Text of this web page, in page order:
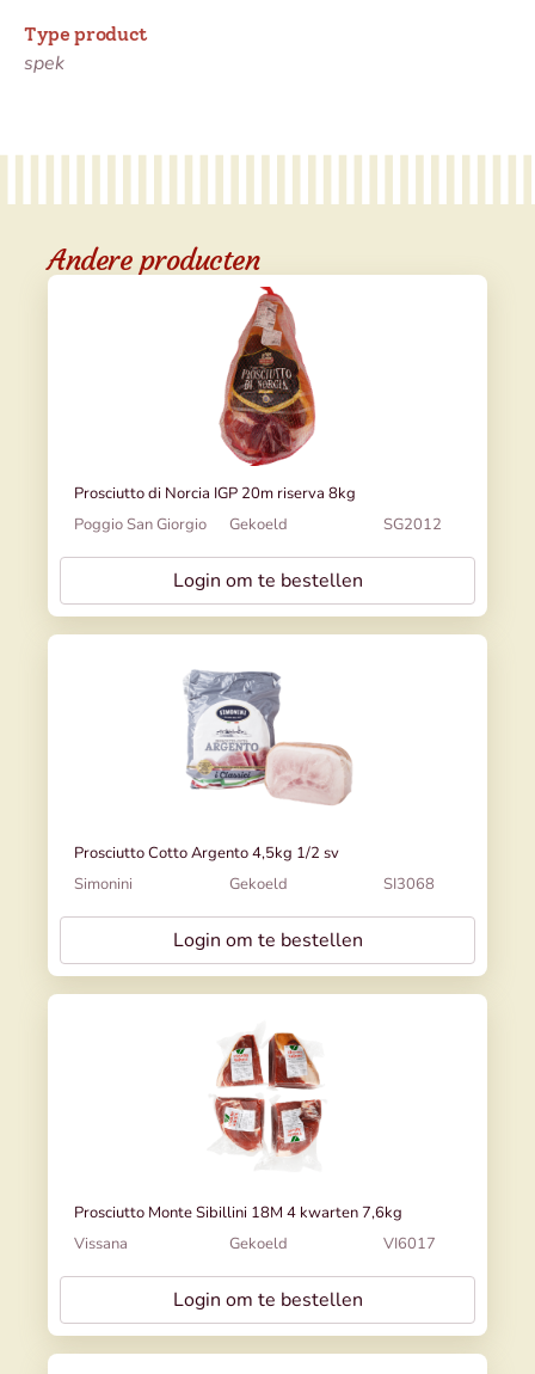
Type product
spek
Andere producten
Prosciutto di Norcia IGP 20m riserva 8kg
Poggio San Giorgio
Gekoeld SG2012
Login om te bestellen
Prosciutto Cotto Argento 4,5kg 1/2 sv
Simonini
Gekoeld SI3068
Login om te bestellen
Prosciutto Monte Sibillini 18M 4 kwarten 7,6kg
Vissana
Gekoeld VI6017
Login om te bestellen